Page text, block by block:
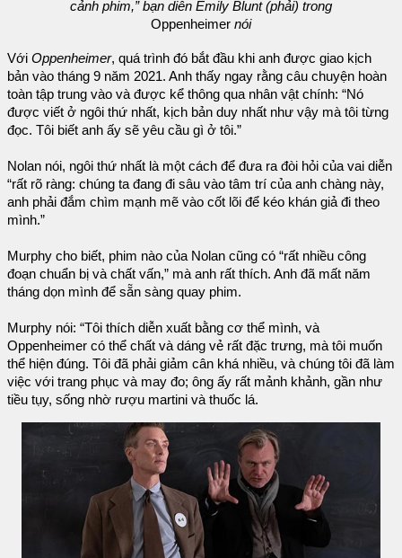
cảnh phim,” bạn diễn Emily Blunt (phải) trong
Oppenheimer nói
Với Oppenheimer, quá trình đó bắt đầu khi anh được giao kịch
bản vào tháng 9 năm 2021. Anh thấy ngay rằng câu chuyện hoàn
toàn tập trung vào và được kể thông qua nhân vật chính: “Nó
được viết ở ngôi thứ nhất, kịch bản duy nhất như vậy mà tôi từng
đọc. Tôi biết anh ấy sẽ yêu cầu gì ở tôi.”
Nolan nói, ngôi thứ nhất là một cách để đưa ra đòi hỏi của vai diễn
“rất rõ ràng: chúng ta đang đi sâu vào tâm trí của anh chàng này,
anh phải đắm chìm mạnh mẽ vào cốt lõi để kéo khán giả đi theo
mình.”
Murphy cho biết, phim nào của Nolan cũng có “rất nhiều công
đoạn chuẩn bị và chất vấn,” mà anh rất thích. Anh đã mất năm
tháng dọn mình để sẵn sàng quay phim.
Murphy nói: “Tôi thích diễn xuất bằng cơ thể mình, và
Oppenheimer có thể chất và dáng vẻ rất đặc trưng, mà tôi muốn
thể hiện đúng. Tôi đã phải giảm cân khá nhiều, và chúng tôi đã làm
việc với trang phục và may đo; ông ấy rất mảnh khảnh, gần như
tiều tụy, sống nhờ rượu martini và thuốc lá.